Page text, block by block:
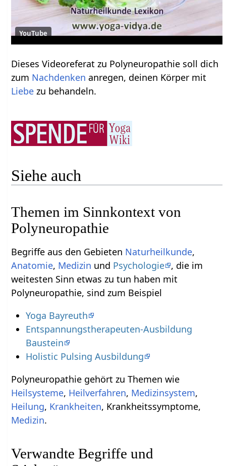
YouTube
Dieses Videoreferat zu Polyneuropathie soll dich
zum Nachdenken anregen, deinen Körper mit
Liebe zu behandeln.
Siehe auch
Themen im Sinnkontext von
Polyneuropathie
Begriffe aus den Gebieten Naturheilkunde,
Anatomie, Medizin und Psychologie , die im
weitesten Sinn etwas zu tun haben mit
Polyneuropathie, sind zum Beispiel
Yoga Bayreuth
Entspannungstherapeuten-Ausbildung
Baustein
Holistic Pulsing Ausbildung
Polyneuropathie gehört zu Themen wie
Heilsysteme, Heilverfahren, Medizinsystem,
Heilung, Krankheiten, Krankheitssymptome,
Medizin.
Verwandte Begriffe und